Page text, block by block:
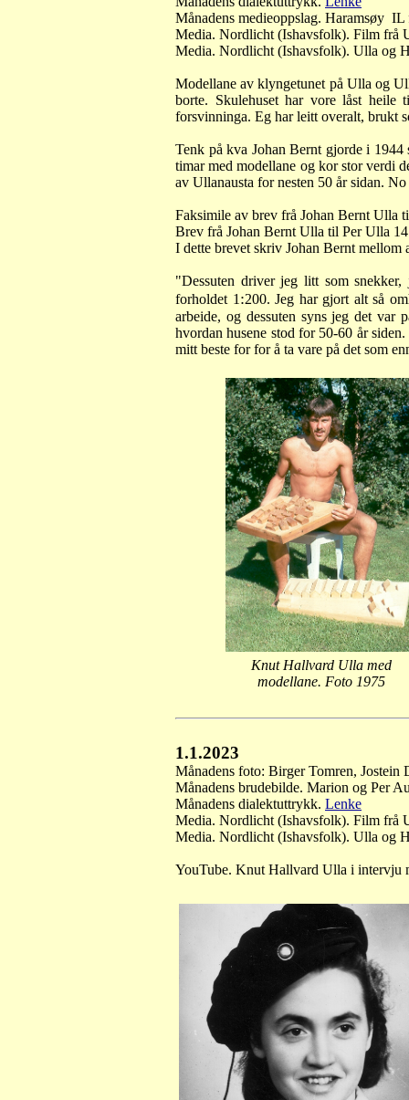
Månadens medieoppslag. Haramsøy
Media. Nordlicht (Ishavsfolk). Film frå
Media. Nordlicht (Ishavsfolk). Ulla og
Modellane av klyngetunet på Ulla og
borte. Skulehuset har vore låst
forsvinninga. Eg har leitt overalt, brukt
Tenk på kva Johan Bernt gjorde i
timar med modellane og kor stor verdi
av Ullanausta for nesten 50 år sidan.
Faksimile av brev frå Johan Bernt Ulla
Brev frå Johan Bernt Ulla til Per Ulla
I dette brevet skriv Johan Bernt mellom
"Dessuten driver jeg litt som
forholdet 1 :200. Jeg har gjort alt så
arbeide, og dessuten syns jeg det
hvordan husene stod for 50-60 år
mitt beste for for å ta vare på det som
Knut Hallvard Ulla med
modellane. Foto 1975
1.1.2023
Månadens foto: Birger Tomren, Jostein
Månadens brudebilde. Marion og Per
Månadens dialektuttrykk. Lenke
Media. Nordlicht (Ishavsfolk). Film frå
Media. Nordlicht (Ishavsfolk). Ulla og
YouTube. Knut Hallvard Ulla i intervju